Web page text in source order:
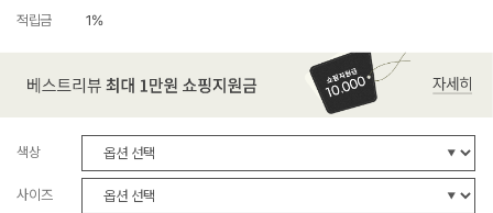
적립금 1%
색상
사이즈